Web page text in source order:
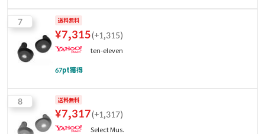
7 送料無料
¥7,315(+1,315)
ten-eleven
67pt獲得
8 送料無料
¥7,317(+1,317)
Select Mus.